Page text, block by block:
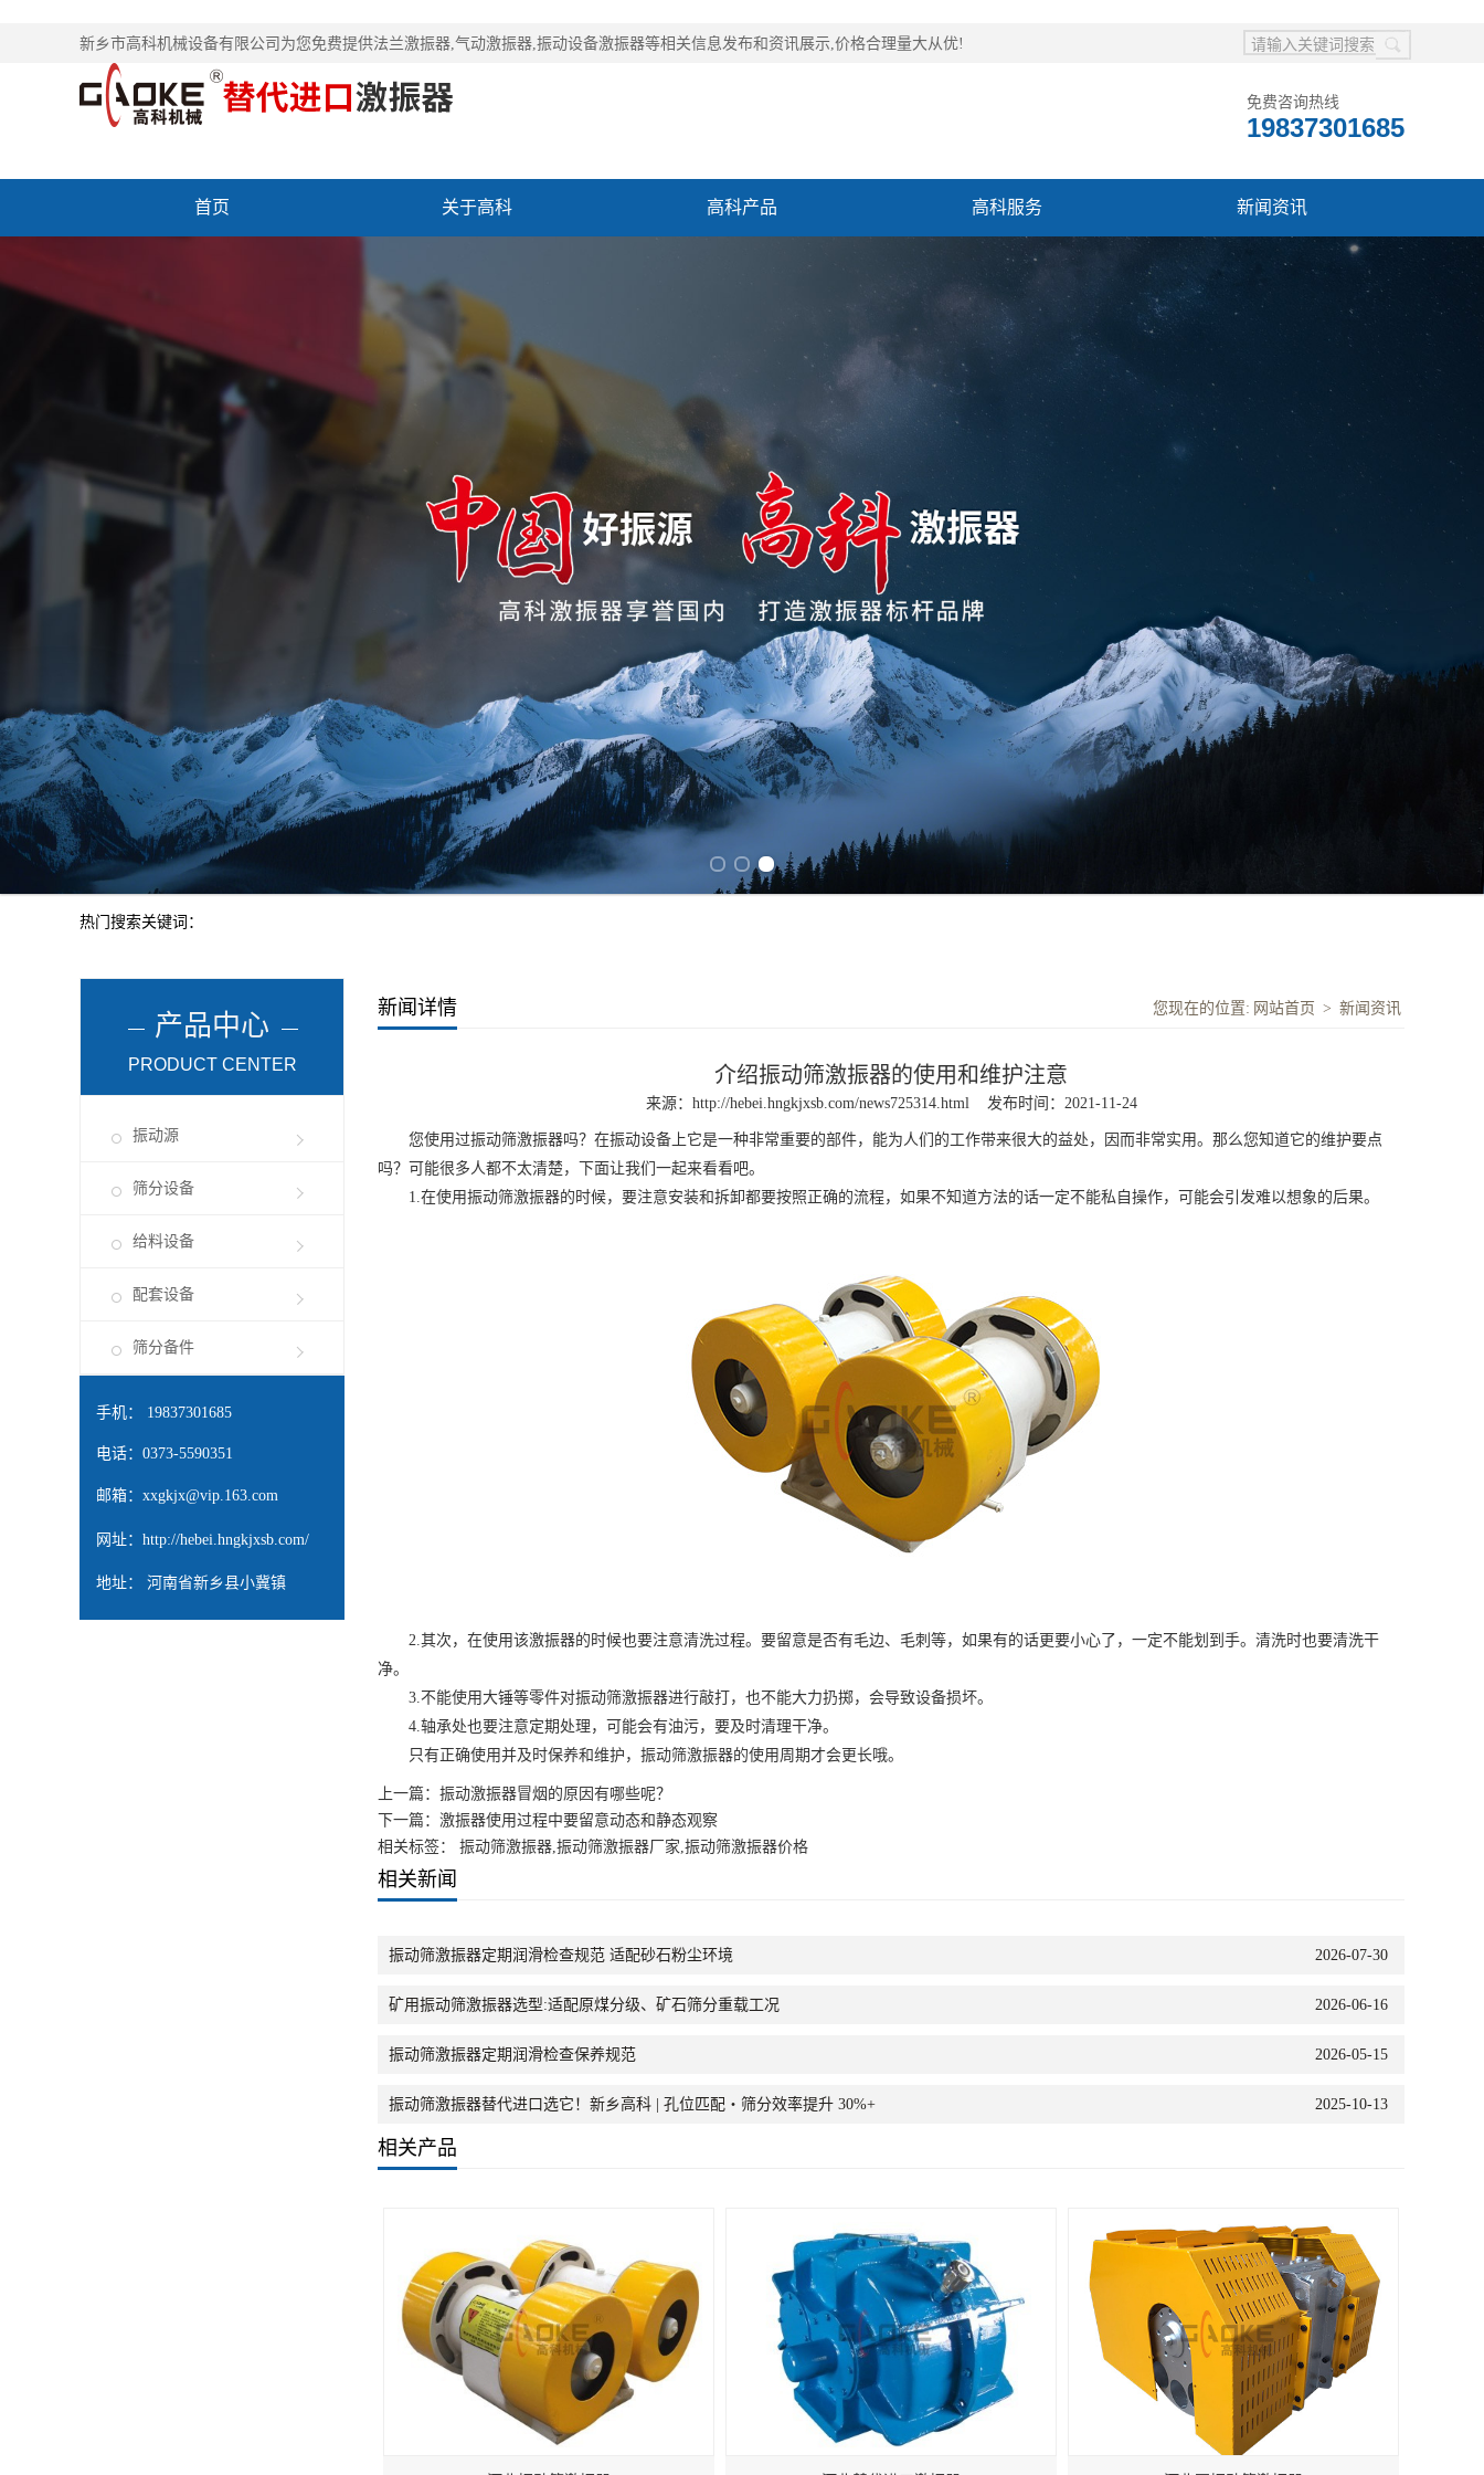
新乡市高科机械设备有限公司为您免费提供法兰激振器,气动激振器,振动设备激振器等相关信息发布和资讯展示,价格合理量大从优!
免费咨询热线
19837301685
首页 关于高科 高科产品 高科服务 新闻资讯
热门搜索关键词：
产品中心
PRODUCT CENTER
振动源
筛分设备
给料设备
配套设备
筛分备件
手机： 19837301685
电话：0373-5590351
邮箱： xxgkjx@vip.163.com
网址： http://hebei.hngkjxsb.com/
地址： 河南省新乡县小冀镇
新闻详情 您现在的位置: 网站首页 > 新闻资讯
介绍振动筛激振器的使用和维护注意
来源： http://hebei.hngkjxsb.com/news725314.html 发布时间：2021-11-24
您使用过振动筛激振器吗？在振动设备上它是一种非常重要的部件，能为人们的工作带来很大的益处，因而非常实用。那么您知道它的维护要点
吗？可能很多人都不太清楚，下面让我们一起来看看吧。
1.在使用振动筛激振器的时候，要注意安装和拆卸都要按照正确的流程，如果不知道方法的话一定不能私自操作，可能会引发难以想象的后果。
2.其次，在使用该激振器的时候也要注意清洗过程。要留意是否有毛边、毛刺等，如果有的话更要小心了，一定不能划到手。清洗时也要清洗干
净。
3.不能使用大锤等零件对振动筛激振器进行敲打，也不能大力扔掷，会导致设备损坏。
4.轴承处也要注意定期处理，可能会有油污，要及时清理干净。
只有正确使用并及时保养和维护，振动筛激振器的使用周期才会更长哦。
上一篇： 振动激振器冒烟的原因有哪些呢？
下一篇： 激振器使用过程中要留意动态和静态观察
相关标签： 振动筛激振器,振动筛激振器厂家,振动筛激振器价格
相关新闻
2026-07-30
振动筛激振器定期润滑检查规范 适配砂石粉尘环境
2026-06-16
矿用振动筛激振器选型:适配原煤分级、矿石筛分重载工况
2026-05-15
振动筛激振器定期润滑检查保养规范
2025-10-13
振动筛激振器替代进口选它！新乡高科 | 孔位匹配・筛分效率提升 30%+
相关产品